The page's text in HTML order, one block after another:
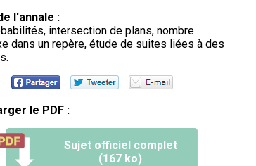
l'annale :
intersection de plans, nombre
dans un repère, étude de suites liées à des
le PDF :
Sujet officiel complet
(167 ko)